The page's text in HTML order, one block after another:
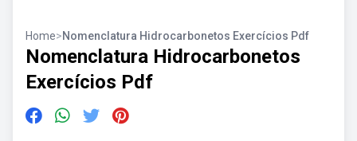
Home>Nomenclatura Hidrocarbonetos Exercícios Pdf
Nomenclatura Hidrocarbonetos
Exercícios Pdf